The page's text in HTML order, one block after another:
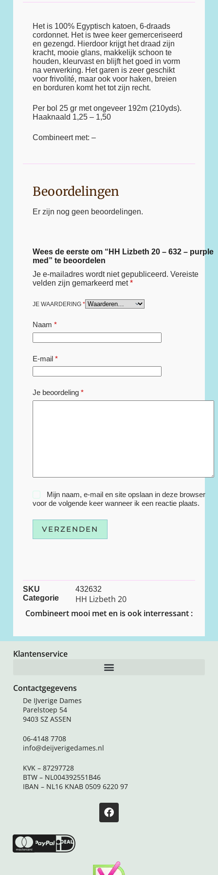
Het is 100% Egyptisch katoen, 6-draads
cordonnet. Het is twee keer gemerceriseerd
en gezengd. Hierdoor krijgt het draad zijn
kracht, mooie glans, makkelijk schoon te
houden, kleurvast en blijft het goed in vorm
na verwerking. Het garen is zeer geschikt
voor frivolité, maar ook voor haken, breien
en borduren komt het tot zijn recht.
Per bol 25 gr met ongeveer 192m (210yds).
Haaknaald 1,25 – 1,50
Combineert met: –
Beoordelingen
Er zijn nog geen beoordelingen.
Wees de eerste om “HH Lizbeth 20 – 632 – purple
med” te beoordelen
Je e-mailadres wordt niet gepubliceerd. Vereiste
velden zijn gemarkeerd met*
JE WAARDERING *
Naam *
E-mail*
Je beoordeling *
Mijn naam, e-mail en site opslaan in deze browser
voor de volgende keer wanneer ik een reactie plaats.
VERZENDEN
SKU
432632
Categorie
HH Lizbeth 20
Combineert mooi met en is ook interressant :
Klantenservice
Contactgegevens
De IJverige Dames
Parelstoep 54
9403 SZ ASSEN
06-4148 7708
info@deijverigedames.nl
KVK – 87297728
BTW – NL004392551B46
IBAN – NL16 KNAB 0509 6220 97